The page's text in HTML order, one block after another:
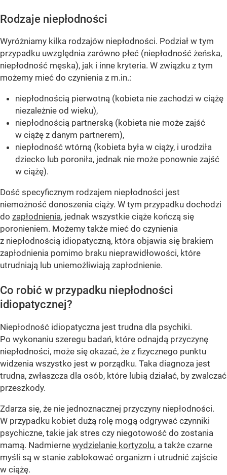
Rodzaje niepłodności
Wyróżniamy kilka rodzajów niepłodności. Podział w tym
przypadku uwzględnia zarówno płeć (niepłodność żeńska,
niepłodność męska), jak i inne kryteria. W związku z tym
możemy mieć do czynienia z m.in.:
niepłodnością pierwotną (kobieta nie zachodzi w ciążę
niezależnie od wieku),
niepłodnością partnerską (kobieta nie może zajść
w ciążę z danym partnerem),
niepłodność wtórną (kobieta była w ciąży, i urodziła
dziecko lub poroniła, jednak nie może ponownie zajść
w ciążę).
Dość specyficznym rodzajem niepłodności jest
niemożność donoszenia ciąży. W tym przypadku dochodzi
do zapłodnienia, jednak wszystkie ciąże kończą się
poronieniem. Możemy także mieć do czynienia
z niepłodnością idiopatyczną, która objawia się brakiem
zapłodnienia pomimo braku nieprawidłowości, które
utrudniają lub uniemożliwiają zapłodnienie.
Co robić w przypadku niepłodności
idiopatycznej?
Niepłodność idiopatyczna jest trudna dla psychiki.
Po wykonaniu szeregu badań, które odnajdą przyczynę
niepłodności, może się okazać, że z fizycznego punktu
widzenia wszystko jest w porządku. Taka diagnoza jest
trudna, zwłaszcza dla osób, które lubią działać, by zwalczać
przeszkody.
Zdarza się, że nie jednoznacznej przyczyny niepłodności.
W przypadku kobiet dużą rolę mogą odgrywać czynniki
psychiczne, takie jak stres czy niegotowość do zostania
mamą. Nadmierne wydzielanie kortyzolu, a także czarne
myśli są w stanie zablokować organizm i utrudnić zajście
w ciążę.